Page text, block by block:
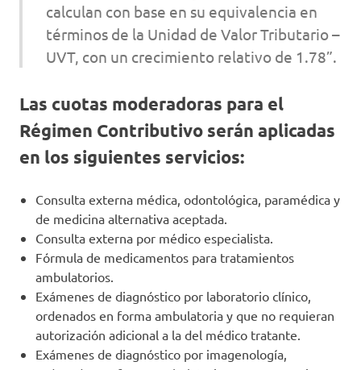
calculan con base en su equivalencia en
términos de la Unidad de Valor Tributario –
UVT, con un crecimiento relativo de 1.78”.
Las cuotas moderadoras para el
Régimen Contributivo serán aplicadas
en los siguientes servicios:
Consulta externa médica, odontológica, paramédica y
de medicina alternativa aceptada.
Consulta externa por médico especialista.
Fórmula de medicamentos para tratamientos
ambulatorios.
Exámenes de diagnóstico por laboratorio clínico,
ordenados en forma ambulatoria y que no requieran
autorización adicional a la del médico tratante.
Exámenes de diagnóstico por imagenología,